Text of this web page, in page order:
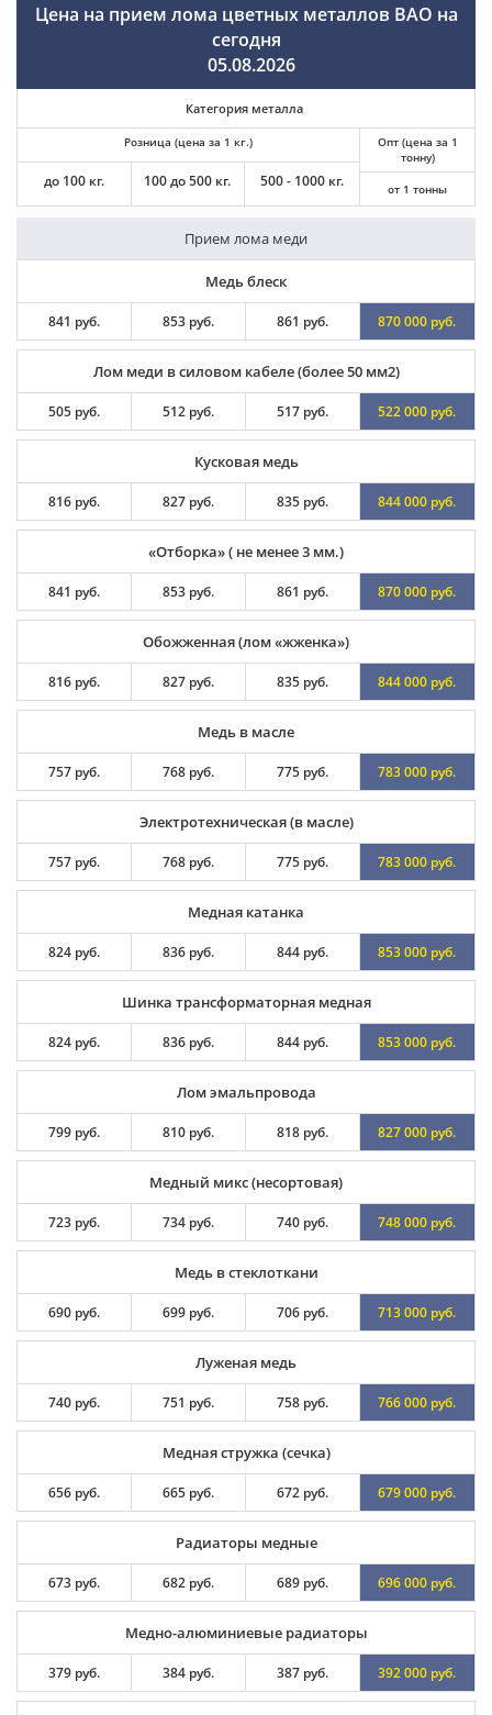
Цена на прием лома цветных металлов ВАО на
сегодня
05.08.2026
Категория металла
Розница (цена за 1 кг.)
до 100 кг. 100 до 500 кг. 500 - 1000 кг.
Опт (цена за 1
тонну)
от 1 тонны
Прием лома меди
Медь блеск
841 руб. 853 руб. 861 руб. 870 000 руб.
Лом меди в силовом кабеле (более 50 мм2)
505 руб. 512 руб. 517 руб. 522 000 руб.
Кусковая медь
816 руб. 827 руб. 835 руб. 844 000 руб.
«Отборка» ( не менее 3 мм.)
841 руб. 853 руб. 861 руб. 870 000 руб.
Обожженная (лом «жженка»)
816 руб. 827 руб. 835 руб. 844 000 руб.
Медь в масле
757 руб. 768 руб. 775 руб. 783 000 руб.
Электротехническая (в масле)
757 руб. 768 руб. 775 руб. 783 000 руб.
Медная катанка
824 руб. 836 руб. 844 руб. 853 000 руб.
Шинка трансформаторная медная
824 руб. 836 руб. 844 руб. 853 000 руб.
Лом эмальпровода
799 руб. 810 руб. 818 руб. 827 000 руб.
Медный микс (несортовая)
723 руб. 734 руб. 740 руб. 748 000 руб.
Медь в стеклоткани
690 руб. 699 руб. 706 руб. 713 000 руб.
Луженая медь
740 руб. 751 руб. 758 руб. 766 000 руб.
Медная стружка (сечка)
656 руб. 665 руб. 672 руб. 679 000 руб.
Радиаторы медные
673 руб. 682 руб. 689 руб. 696 000 руб.
Медно-алюминиевые радиаторы
379 руб. 384 руб. 387 руб. 392 000 руб.